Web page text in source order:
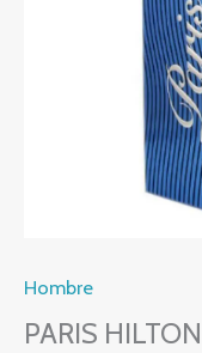
Hombre
PARIS